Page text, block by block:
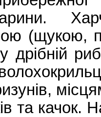
(щукою,
дрібній
та качок.